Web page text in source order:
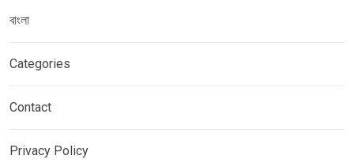
বাংলা
Categories
Contact
Privacy Policy